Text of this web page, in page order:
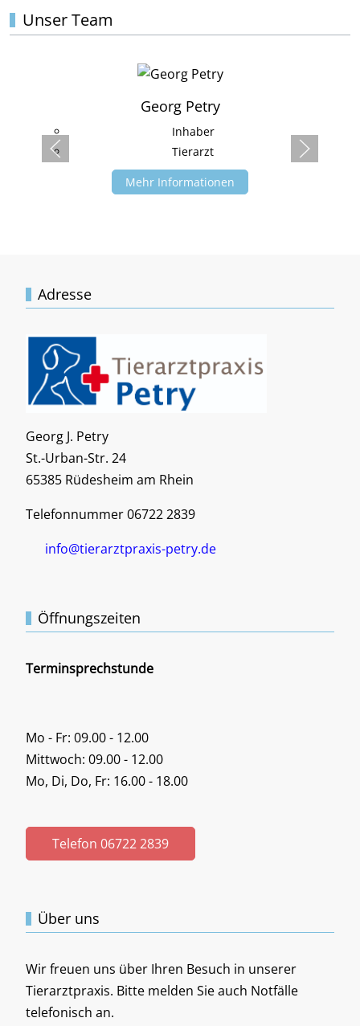
Unser Team
Georg Petry
Inhaber
Tierarzt
Mehr Informationen
Adresse
Georg J. Petry
St.-Urban-Str. 24
65385 Rüdesheim am Rhein
Telefonnummer 06722 2839
info@tierarztpraxis-petry.de
Öffnungszeiten
Terminsprechstunde
Mo - Fr: 09.00 - 12.00
Mittwoch: 09.00 - 12.00
Mo, Di, Do, Fr: 16.00 - 18.00
Telefon 06722 2839
Über uns
Wir freuen uns über Ihren Besuch in unserer
Tierarztpraxis. Bitte melden Sie auch Notfälle
telefonisch an.